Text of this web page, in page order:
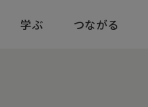
学ぶ つながる